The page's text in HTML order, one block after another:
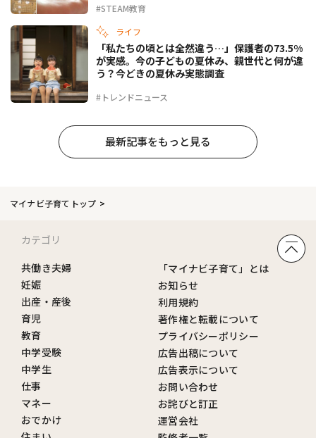
#STEAM教育
ライフ
#トレンドニュース
「私たちの頃とは全然違う…」保護者の73.5%
が実感。今の子どもの夏休み、親世代と何が違
う？今どきの夏休み実態調査
最新記事をもっと見る
マイナビ子育てトップ
カテゴリ
共働き夫婦
妊娠
出産・産後
育児
教育
中学受験
中学生
仕事
マネー
おでかけ
「マイナビ子育て」とは
お知らせ
利用規約
著作権と転載について
プライバシーポリシー
広告出稿について
広告表示について
お問い合わせ
お詫びと訂正
運営会社